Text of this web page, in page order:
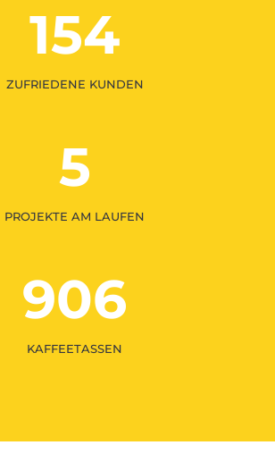
154
ZUFRIEDENE KUNDEN
5
PROJEKTE AM LAUFEN
906
KAFFEETASSEN